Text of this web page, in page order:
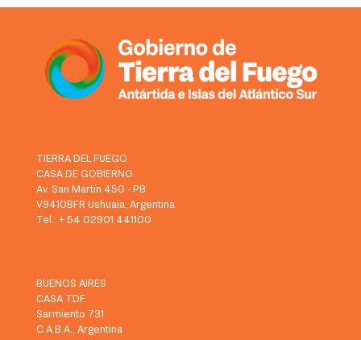
TIERRA DEL FUEGO
CASA DE GOBIERNO
Av. San Martín 450 - PB
V9410BFR Ushuaia, Argentina
Tel.: + 54 02901 441100
BUENOS AIRES
CASA TDF
Sarmiento 731
C.A.B.A., Argentina